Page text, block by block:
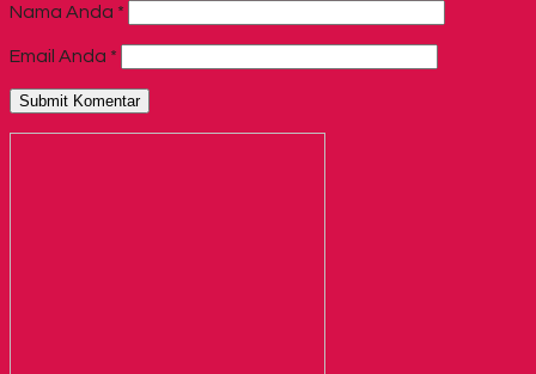
Nama Anda *
Email Anda *